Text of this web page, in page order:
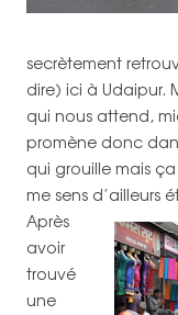
secrètement
dire) ici à Udaipur.
qui nous attend,
promène donc
qui grouille mais
me sens d’ailleurs
Après
avoir
trouvé
une